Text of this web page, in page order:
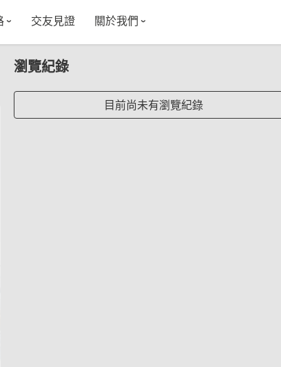
能
指南
/舉辦聚會
推薦
交友見證 關於我們
instagram
瀏覽紀錄
目前尚未有瀏覽紀錄